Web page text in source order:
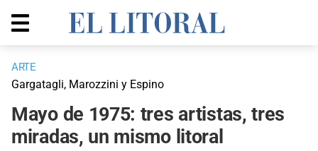
ARTE
Gargatagli, Marozzini y Espino
Mayo de 1975: tres artistas, tres
miradas, un mismo litoral